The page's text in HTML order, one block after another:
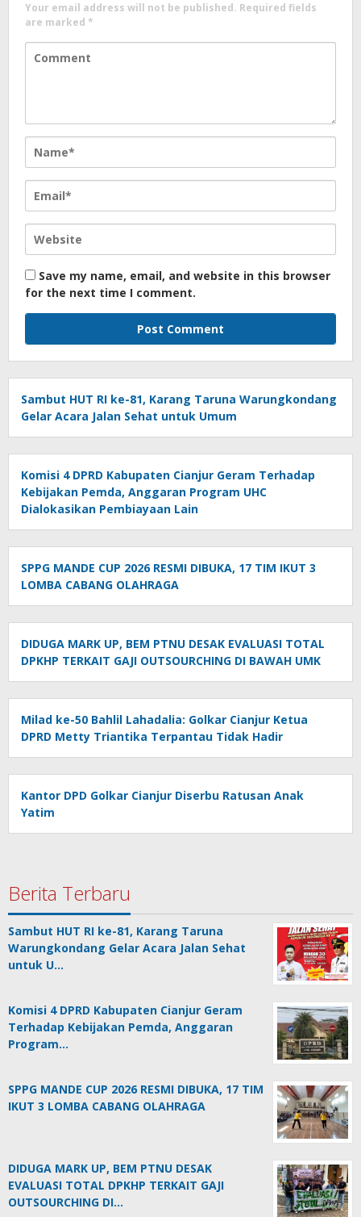
Your email address will not be published. Required fields
are marked *
Save my name, email, and website in this browser
for the next time I comment.
Sambut HUT RI ke-81, Karang Taruna Warungkondang
Gelar Acara Jalan Sehat untuk Umum
Komisi 4 DPRD Kabupaten Cianjur Geram Terhadap
Kebijakan Pemda, Anggaran Program UHC
Dialokasikan Pembiayaan Lain
SPPG MANDE CUP 2026 RESMI DIBUKA, 17 TIM IKUT 3
LOMBA CABANG OLAHRAGA
DIDUGA MARK UP, BEM PTNU DESAK EVALUASI TOTAL
DPKHP TERKAIT GAJI OUTSOURCHING DI BAWAH UMK
Milad ke-50 Bahlil Lahadalia: Golkar Cianjur Ketua
DPRD Metty Triantika Terpantau Tidak Hadir
Kantor DPD Golkar Cianjur Diserbu Ratusan Anak
Yatim
Berita Terbaru
Sambut HUT RI ke-81, Karang Taruna
Warungkondang Gelar Acara Jalan Sehat
untuk U…
Komisi 4 DPRD Kabupaten Cianjur Geram
Terhadap Kebijakan Pemda, Anggaran
Program…
SPPG MANDE CUP 2026 RESMI DIBUKA, 17 TIM
IKUT 3 LOMBA CABANG OLAHRAGA
DIDUGA MARK UP, BEM PTNU DESAK
EVALUASI TOTAL DPKHP TERKAIT GAJI
OUTSOURCHING DI…